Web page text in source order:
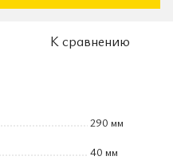
К сравнению
290 мм
40 мм